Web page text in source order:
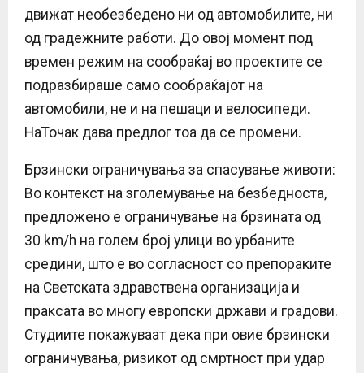
движат необезбедено ни од автомобилите, ни
од градежните работи. До овој момент под
времен режим на сообраќај во проектите се
подразбираше само сообраќајот на
автомобили, не и на пешаци и велосипеди.
НаТочак дава предлог тоа да се промени.
Брзински ограничувања за спасување животи:
Во контекст на зголемување на безбедноста,
предложено е ограничување на брзината од
30 km/h на голем број улици во урбаните
средини, што е во согласност со препораките
на Светската здравствена организација и
праксата во многу европски држави и градови.
Студиите покажуваат дека при овие брзински
ограничувања, ризикот од смртност при удар